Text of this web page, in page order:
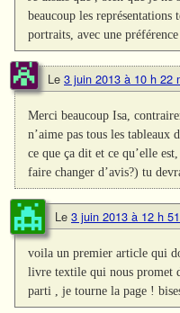
beaucoup les représentations
portraits, avec une
Le 3 juin 2013 à 10 h 22
Merci beaucoup Isa,
n’aime pas tous les tableaux
ce que ça dit et ce qu’elle
faire changer d’avis?) tu
Le 3 juin 2013 à 12 h
voila un premier article qui
livre textile qui nous promet
parti , je tourne la page !